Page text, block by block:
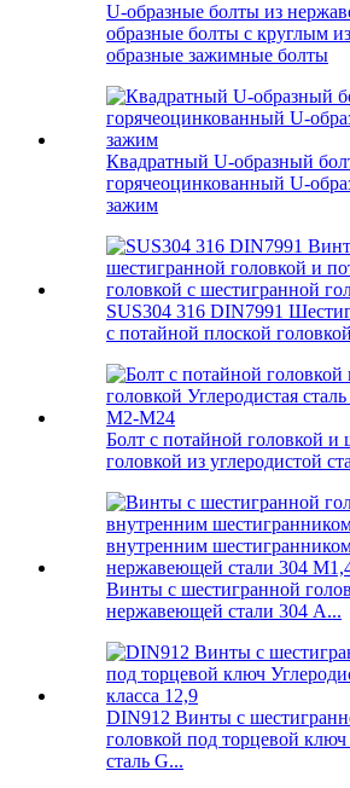
U-образные болты из
образные болты с круглым
образные зажимные болты
Квадратный U-образный
горячеоцинкованный U-
зажим
SUS304 316 DIN7991
с потайной плоской
Болт с потайной головкой и
головкой из углеродистой
Винты с шестигранной
нержавеющей стали 304 A...
DIN912 Винты с
головкой под торцевой ключ
сталь G...